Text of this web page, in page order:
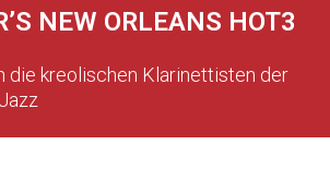
NEW ORLEANS HOT3
die kreolischen Klarinettisten der